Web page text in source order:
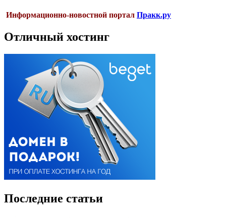
Информационно-новостной портал Пракк.ру
Отличный хостинг
Последние статьи